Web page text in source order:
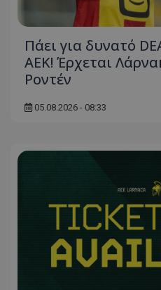
Πάει για δυνατό
ΑΕΚ! Έρχεται
Ροντέν
05.08.2026 - 08:33